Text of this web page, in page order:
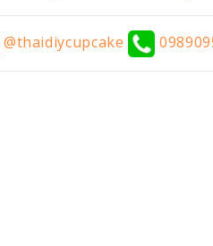
@thaidiycupcake